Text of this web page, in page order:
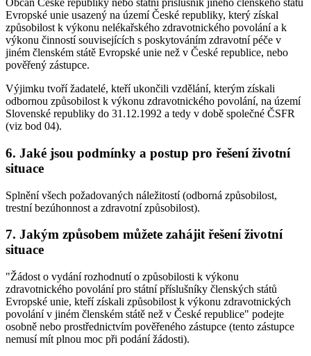
Občan České republiky nebo státní příslušník jiného členského státu
Evropské unie usazený na území České republiky, který získal
způsobilost k výkonu nelékařského zdravotnického povolání a k
výkonu činností souvisejících s poskytováním zdravotní péče v
jiném členském státě Evropské unie než v České republice, nebo
pověřený zástupce.
Výjimku tvoří žadatelé, kteří ukončili vzdělání, kterým získali
odbornou způsobilost k výkonu zdravotnického povolání, na území
Slovenské republiky do 31.12.1992 a tedy v době společné ČSFR
(viz bod 04).
6. Jaké jsou podmínky a postup pro řešení životní
situace
Splnění všech požadovaných náležitostí (odborná způsobilost,
trestní bezúhonnost a zdravotní způsobilost).
7. Jakým způsobem můžete zahájit řešení životní
situace
"Žádost o vydání rozhodnutí o způsobilosti k výkonu
zdravotnického povolání pro státní příslušníky členských států
Evropské unie, kteří získali způsobilost k výkonu zdravotnických
povolání v jiném členském státě než v České republice" podejte
osobně nebo prostřednictvím pověřeného zástupce (tento zástupce
nemusí mít plnou moc při podání žádosti).